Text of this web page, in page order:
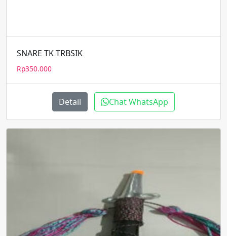
SNARE TK TRBSIK
Rp350.000
Detail Chat WhatsApp